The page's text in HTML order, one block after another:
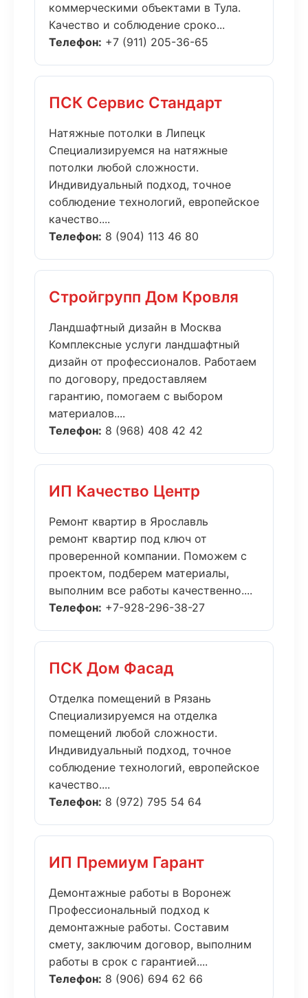
коммерческими объектами в Тула.
Качество и соблюдение сроко...
Телефон: +7 (911) 205-36-65
ПСК Сервис Стандарт
Натяжные потолки в Липецк
Специализируемся на натяжные
потолки любой сложности.
Индивидуальный подход, точное
соблюдение технологий, европейское
качество....
Телефон: 8 (904) 113 46 80
Стройгрупп Дом Кровля
Ландшафтный дизайн в Москва
Комплексные услуги ландшафтный
дизайн от профессионалов. Работаем
по договору, предоставляем
гарантию, помогаем с выбором
материалов....
Телефон: 8 (968) 408 42 42
ИП Качество Центр
Ремонт квартир в Ярославль
ремонт квартир под ключ от
проверенной компании. Поможем с
проектом, подберем материалы,
выполним все работы качественно....
Телефон: +7-928-296-38-27
ПСК Дом Фасад
Отделка помещений в Рязань
Специализируемся на отделка
помещений любой сложности.
Индивидуальный подход, точное
соблюдение технологий, европейское
качество....
Телефон: 8 (972) 795 54 64
ИП Премиум Гарант
Демонтажные работы в Воронеж
Профессиональный подход к
демонтажные работы. Составим
смету, заключим договор, выполним
работы в срок с гарантией....
Телефон: 8 (906) 694 62 66